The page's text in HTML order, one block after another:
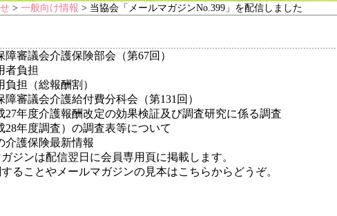
> 一般向け情報 > 当協会「メールマガジンNo.399」を配信しました
障審議会介護保険部会（第67回）
負担
担（総報酬割）
障審議会介護給付費分科会（第131回）
年度介護報酬改定の効果検証及び調査研究に係る調査
年度調査）の調査表等について
介護保険最新情報
ジンは配信翌日に会員専用頁に掲載します。
ることや メールマガジンの見本はこちらからどうぞ。